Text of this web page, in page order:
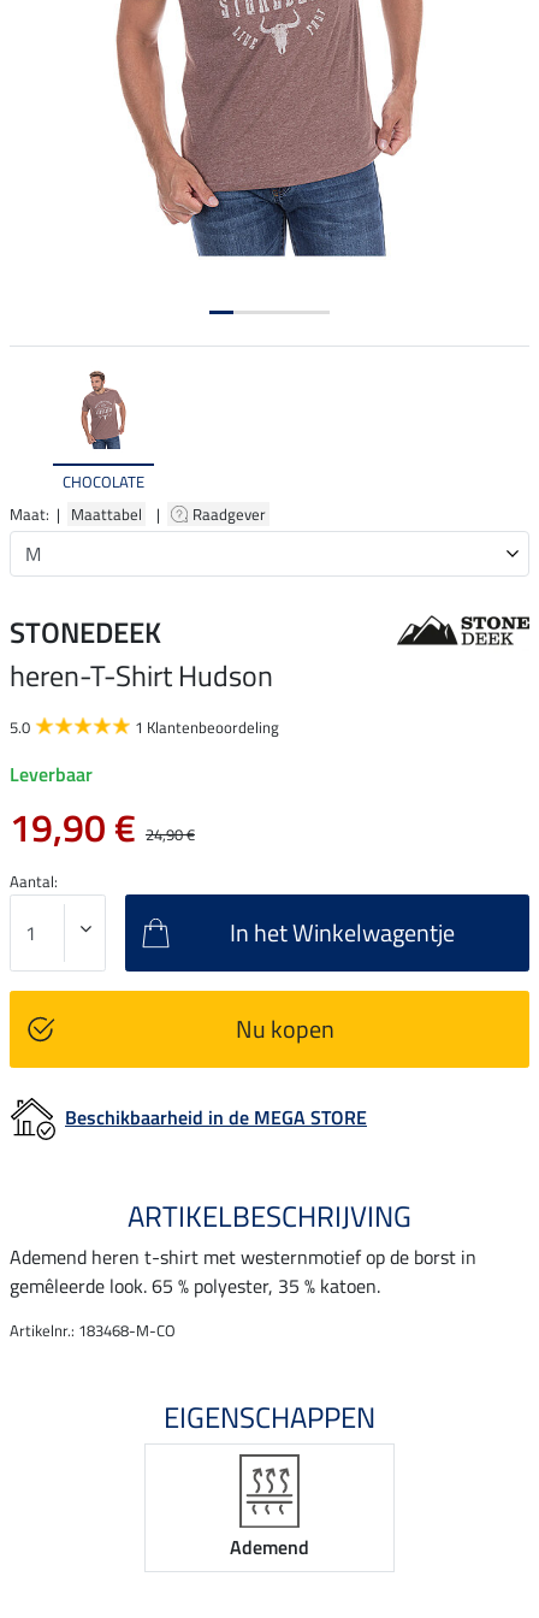
CHOCOLATE
Maat: | Maattabel | Raadgever
STONEDEEK
heren-T-Shirt Hudson
5.0 1 Klantenbeoordeling
Leverbaar
19,90 € 24,90 €
Aantal:
In het Winkelwagentje
Nu kopen
Beschikbaarheid in de MEGA STORE
ARTIKELBESCHRIJVING
Ademend heren t-shirt met westernmotief op de borst in
gemêleerde look. 65 % polyester, 35 % katoen.
Artikelnr.: 183468-M-CO
EIGENSCHAPPEN
Ademend